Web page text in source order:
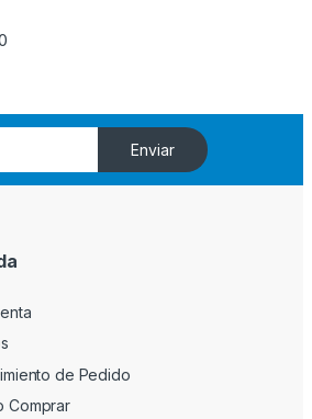
Enviar
de Pedido
Comprar